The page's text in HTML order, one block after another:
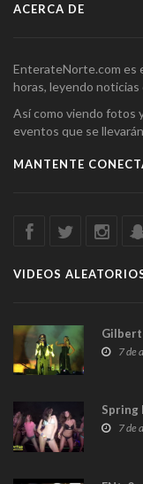
ACERCA DE
EnterateNorte.com es
horas, leyendo
Así como viendo fotos
eventos que se
MANTENTE
VIDEOS
7 de
Spring
7 de